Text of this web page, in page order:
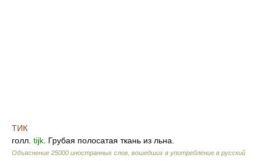
ТИК
голл. tijk . Грубая полосатая ткань из льна.
Объяснение 25000 иностранных слов, вошедших в употребление в русский